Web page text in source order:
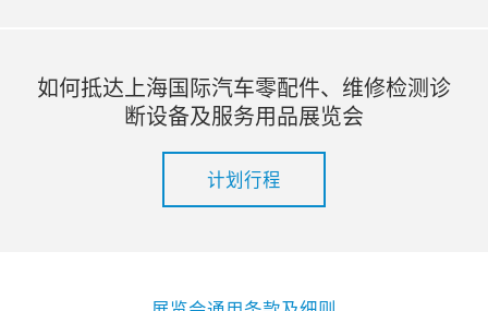
如何抵达上海国际汽车零配件、维修检测诊
断设备及服务用品展览会
计划行程